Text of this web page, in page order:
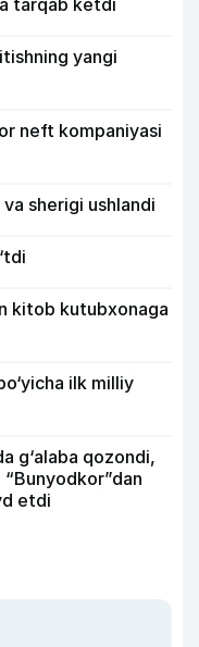
tarqab ketdi
yangi
neft kompaniyasi
va sherigi ushlandi
kitob kutubxonaga
ilk milliy
g‘alaba qozondi,
etdi